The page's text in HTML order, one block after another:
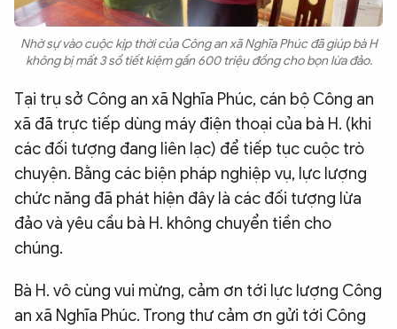
Nhờ sự vào cuộc kịp thời của Công an xã Nghĩa Phúc đã giúp bà H
không bị mất 3 sổ tiết kiệm gần 600 triệu đồng cho bọn lừa đảo.
Tại trụ sở Công an xã Nghĩa Phúc, cán bộ Công an
xã đã trực tiếp dùng máy điện thoại của bà H. (khi
các đối tượng đang liên lạc) để tiếp tục cuộc trò
chuyện. Bằng các biện pháp nghiệp vụ, lực lượng
chức năng đã phát hiện đây là các đối tượng lừa
đảo và yêu cầu bà H. không chuyển tiền cho
chúng.
Bà H. vô cùng vui mừng, cảm ơn tới lực lượng Công
an xã Nghĩa Phúc. Trong thư cảm ơn gửi tới Công